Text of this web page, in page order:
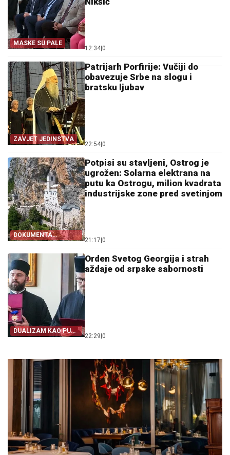
MASKE SU PALE
12:34 0
ZAVJET JEDINSTVA
Patrijarh Porfirije: Vučiji do
obavezuje Srbe na slogu i
bratsku ljubav
22:54 0
DOKUMENTA
OTKRIVAJU
Potpisi su stavljeni, Ostrog je
ugrožen: Solarna elektrana na
putu ka Ostrogu, milion kvadrata
industrijske zone pred svetinjom
21:17 0
DUALIZAM KAO PUT
IZ SRPSTVA
Orden Svetog Georgija i strah
aždaje od srpske sabornosti
22:29 0